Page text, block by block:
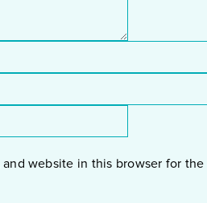
and website in this browser for